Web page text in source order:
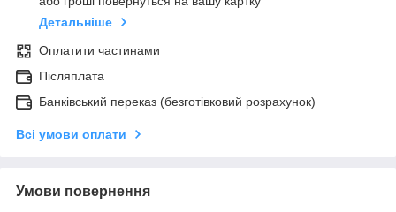
Детальніше
Оплатити частинами
Післяплата
Банківський переказ (безготівковий розрахунок)
Всі умови оплати
Умови повернення